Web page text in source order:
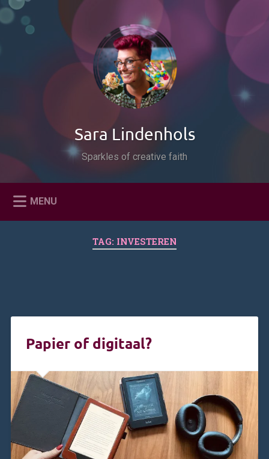
Naar
inhoud
Zoeken
Sara Lindenhols
Sparkles of creative faith
MENU
TAG: INVESTEREN
Papier of digitaal?